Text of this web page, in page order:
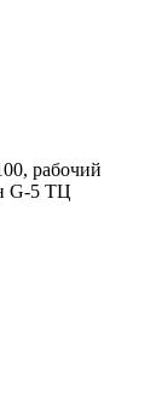
рабочий
G-5 ТЦ